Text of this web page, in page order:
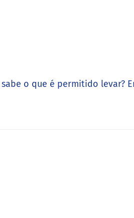
o que é permitido levar?